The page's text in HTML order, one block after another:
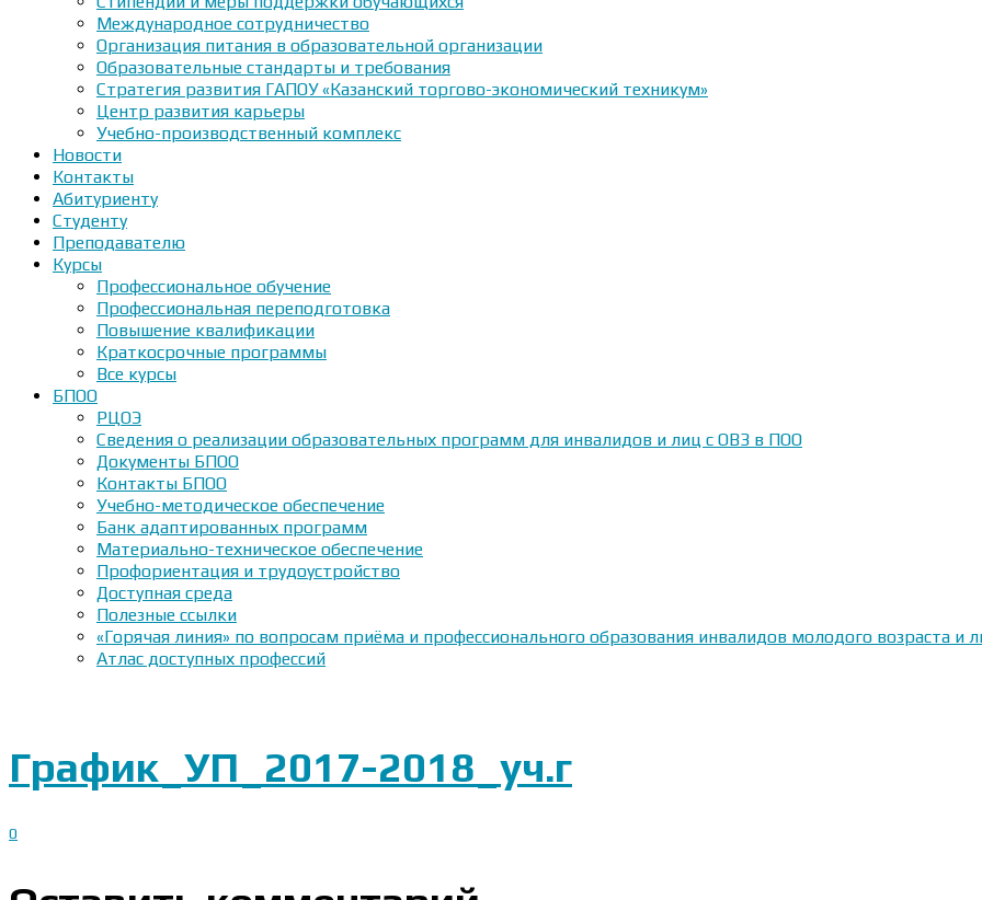
Международное сотрудничество
Организация питания в образовательной организации
Образовательные стандарты и требования
Стратегия развития ГАПОУ «Казанский торгово-экономический техникум»
Центр развития карьеры
Учебно-производственный комплекс
Новости
Контакты
Абитуриенту
Студенту
Преподавателю
Курсы
Профессиональное обучение
Профессиональная переподготовка
Повышение квалификации
Краткосрочные программы
Все курсы
БПОО
РЦОЭ
Сведения о реализации образовательных программ для инвалидов и лиц с ОВЗ в ПОО
Документы БПОО
Контакты БПОО
Учебно-методическое обеспечение
Банк адаптированных программ
Материально-техническое обеспечение
Профориентация и трудоустройство
Доступная среда
Полезные ссылки
«Горячая линия» по вопросам приёма и профессионального образования инвалидов молодого возраста
Атлас доступных профессий
График_УП_2017-2018_уч.г
0